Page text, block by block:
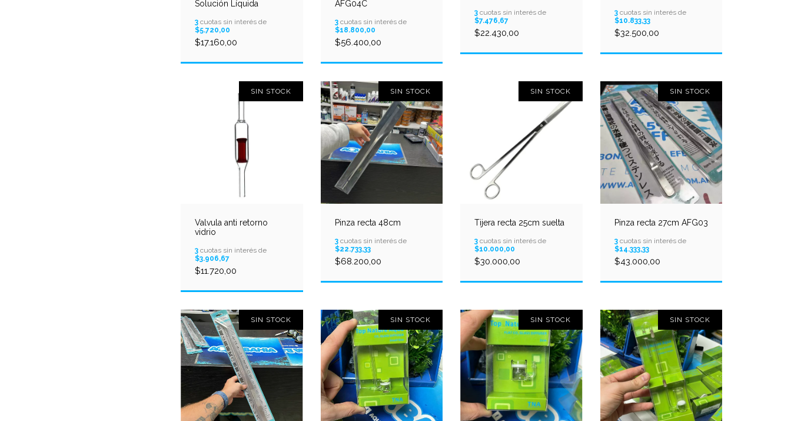
Solución Líquida
3 cuotas sin interés de
$5.720,00
$17.160,00
AFG04C
3cuotas sin interés de
$18.800,00
$56.400,00
3 cuotas sin interés de
$7.476,67
$22.430,00
3cuotas sin interés de
$10.833,33
$32.500,00
SIN STOCK
Valvula anti retorno
vidrio
3 cuotas sin interés de
$3.906,67
$11.720,00
SIN STOCK
Pinza recta 48cm
3cuotas sin interés de
$22.733,33
$68.200,00
SIN STOCK
Tijera recta 25cm suelta
3 cuotas sin interés de
$10.000,00
$30.000,00
SIN STOCK
Pinza recta 27cm AFG03
3cuotas sin interés de
$14.333,33
$43.000,00
SIN STOCK SIN STOCK SIN STOCK SIN STOCK